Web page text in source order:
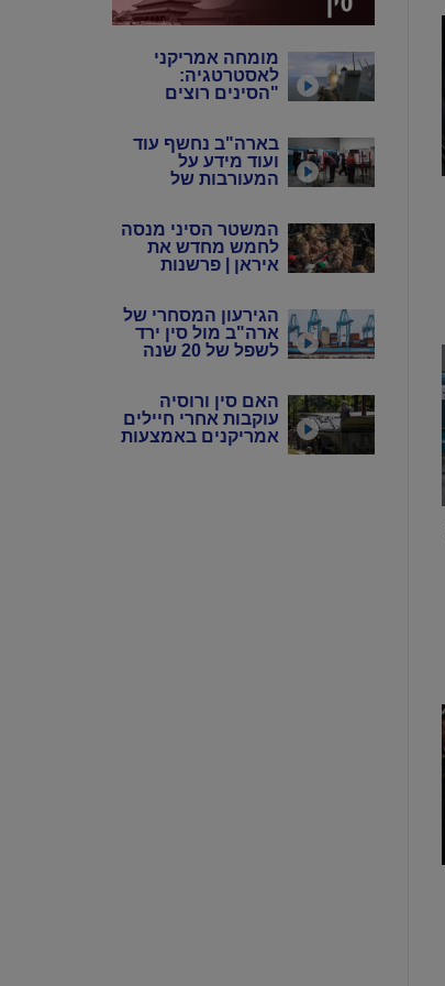
מומחה אמריקני
לאסטרטגיה:
"הסינים רוצים
בארה"ב נחשף עוד
ועוד מידע על
המעורבות של
המשטר הסיני מנסה
לחמש מחדש את
איראן | פרשנות
הגירעון המסחרי של
ארה"ב מול סין ירד
לשפל של 20 שנה
האם סין ורוסיה
עוקבות אחרי חיילים
אמריקנים באמצעות